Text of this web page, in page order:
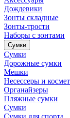
Дождевики
Зонты складные
Зонты-трости
Наборы с зонтами
Сумки
Сумки
Дорожные сумки
Мешки
Несессеры и
Органайзеры
Пляжные сумки
Сумки
Сумки для спорта